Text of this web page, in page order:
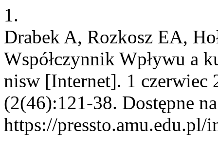
1.
Drabek A, Rozkosz EA,
Współczynnik Wpływu a
nisw [Internet]. 1 czerwiec
(2(46):121-38. Dostępne
https://